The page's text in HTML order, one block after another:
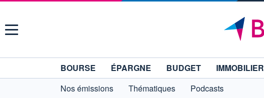
Menu
BOURSE ÉPARGNE BUDGET IMMOBILIER
Nos émissions
Thématiques Podcasts